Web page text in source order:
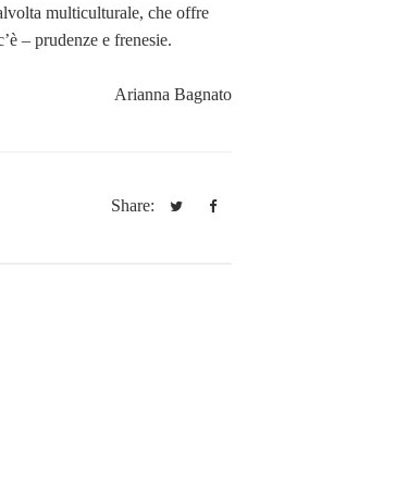
multiculturale, che offre
– prudenze e frenesie.
Arianna Bagnato
Share: